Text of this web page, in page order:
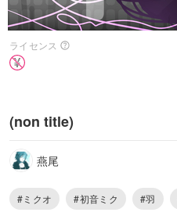
ライセンス
(non title)
燕尾
#ミクオ #初音ミク #羽